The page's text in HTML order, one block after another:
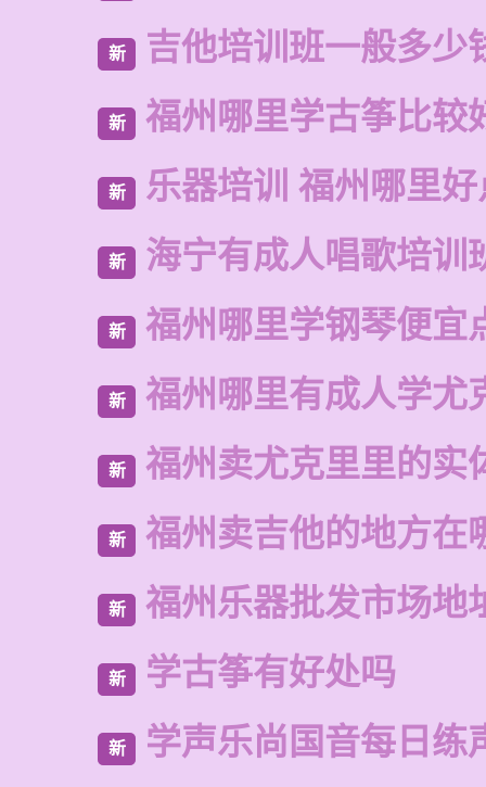
新 吉他培训班一般多少
新 福州哪里学古筝比较
新 乐器培训 福州哪里
新 海宁有成人唱歌培训
新 福州哪里学钢琴便宜
新 福州哪里有成人学尤
新 福州卖尤克里里的实
新 福州卖吉他的地方在
新 福州乐器批发市场地
新 学古筝有好处吗
新 学声乐尚国音每日练